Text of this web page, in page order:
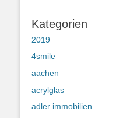
Kategorien
2019
4smile
aachen
acrylglas
adler immobilien